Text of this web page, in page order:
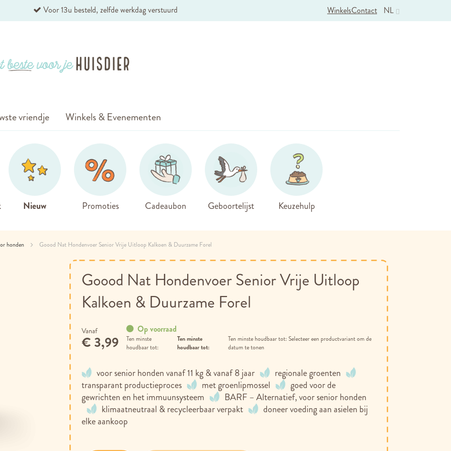
Voor 13u besteld, zelfde werkdag verstuurd NL
WinkelsContact
Nieuw Promoties Cadeaubon Geboortelijst Keuzehulp
vriendje Winkels & Evenementen
honden Goood Nat Hondenvoer Senior Vrije Uitloop Kalkoen & Duurzame Forel
Goood Nat Hondenvoer Senior Vrije Uitloop
Kalkoen & Duurzame Forel
voor senior honden vanaf 11 kg & vanaf 8 jaar
regionale groenten
transparant productieproces
met groenlipmossel
goed voor de
gewrichten en het immuunsysteem
BARF – Alternatief, voor senior honden
klimaatneutraal & recycleerbaar verpakt
doneer voeding aan asielen bij
elke aankoop
Op voorraad
Ten minste
houdbaar tot:
Selecteer een productvariant om de
datum te tonen
Vanaf
€ 3,99